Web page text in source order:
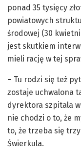
ponad 35 tysięcy
powiatowych
środowej (30
jest skutkiem
mieli rację w tej
– Tu rodzi się też
zostaje uchwalona
dyrektora szpitala
nie chodzi o to, że
to, że trzeba się
Świerkula.